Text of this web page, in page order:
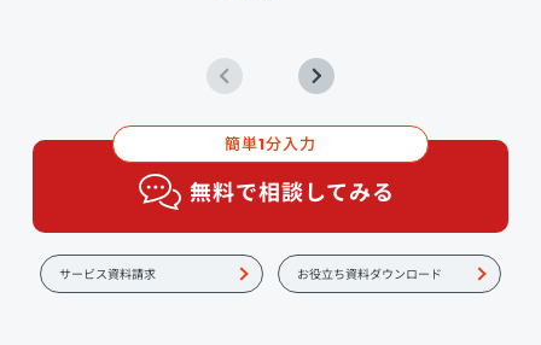
簡単1分入力
無料で相談してみる
サービス資料請求 お役立ち資料ダウンロード